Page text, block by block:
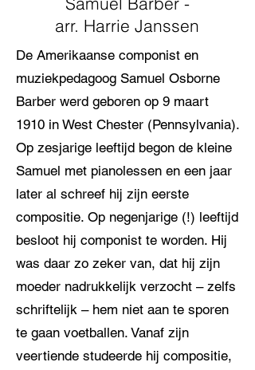
arr. Harrie Janssen
De Amerikaanse componist en
muziekpedagoog Samuel Osborne
Barber werd geboren op 9 maart
1910 in West Chester (Pennsylvania).
Op zesjarige leeftijd begon de kleine
Samuel met pianolessen en een jaar
later al schreef hij zijn eerste
compositie. Op negenjarige (!) leeftijd
besloot hij componist te worden. Hij
was daar zo zeker van, dat hij zijn
moeder nadrukkelijk verzocht – zelfs
schriftelijk – hem niet aan te sporen
te gaan voetballen. Vanaf zijn
veertiende studeerde hij compositie,